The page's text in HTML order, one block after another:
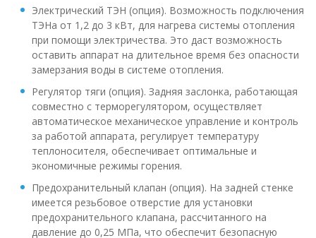
Электрический ТЭН (опция). Возможность подключения
ТЭНа от 1,2 до 3 кВт, для нагрева системы отопления
при помощи электричества. Это даст возможность
оставить аппарат на длительное время без опасности
замерзания воды в системе отопления.
Регулятор тяги (опция). Задняя заслонка, работающая
совместно с терморегулятором, осуществляет
автоматическое механическое управление и контроль
за работой аппарата, регулирует температуру
теплоносителя, обеспечивает оптимальные и
экономичные режимы горения.
Предохранительный клапан (опция). На задней стенке
имеется резьбовое отверстие для установки
предохранительного клапана, рассчитанного на
давление до 0,25 МПа, что обеспечит безопасную